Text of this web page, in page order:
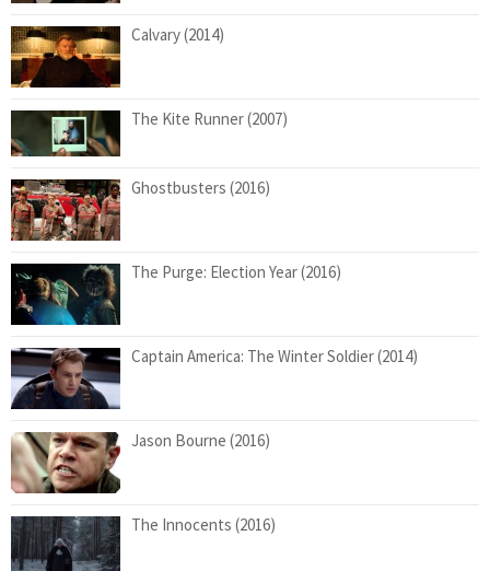
Calvary (2014)
The Kite Runner (2007)
Ghostbusters (2016)
The Purge: Election Year (2016)
Captain America: The Winter Soldier (2014)
Jason Bourne (2016)
The Innocents (2016)